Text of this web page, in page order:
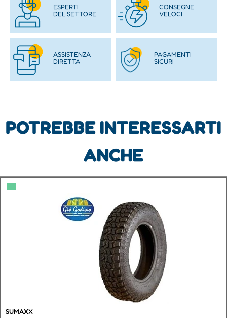
ESPERTI
DEL SETTORE
CONSEGNE
VELOCI
ASSISTENZA
DIRETTA
PAGAMENTI
SICURI
POTREBBE INTERESSARTI
ANCHE
▀
SUMAXX